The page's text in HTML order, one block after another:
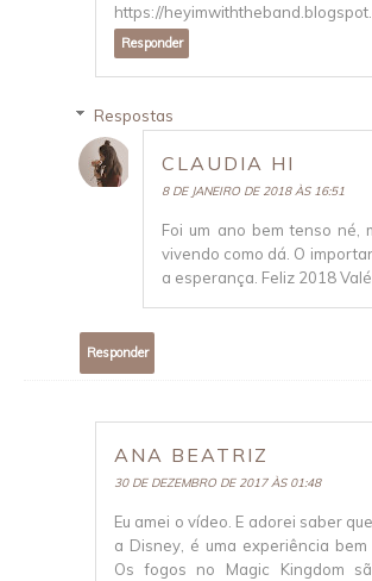
https://
Responder
Respostas
CLAUDIA HI
8 DE JANEIRO DE 2018 ÀS 16:51
Foi um ano bem tenso né,
vivendo como dá. O
a esperança. Feliz 2018
Responder
ANA BEATRIZ
30 DE DEZEMBRO DE 2017 ÀS 01:48
Eu amei o vídeo. E adorei saber
a Disney, é uma experiência bem
Os fogos no Magic Kingdom